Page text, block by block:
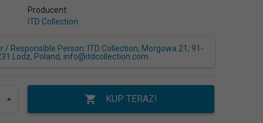
Producent:
ITD Collection
/ Responsible Person: ITD Collection, Morgowa 21, 91-
Lodz, Poland, info@itdcollection.com
KUP TERAZ!